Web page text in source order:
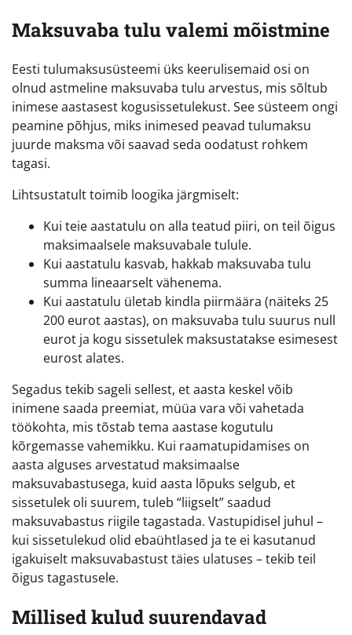
Maksuvaba tulu valemi mõistmine
Eesti tulumaksusüsteemi üks keerulisemaid osi on
olnud astmeline maksuvaba tulu arvestus, mis sõltub
inimese aastasest kogusissetulekust. See süsteem ongi
peamine põhjus, miks inimesed peavad tulumaksu
juurde maksma või saavad seda oodatust rohkem
tagasi.
Lihtsustatult toimib loogika järgmiselt:
Kui teie aastatulu on alla teatud piiri, on teil õigus
maksimaalsele maksuvabale tulule.
Kui aastatulu kasvab, hakkab maksuvaba tulu
summa lineaarselt vähenema.
Kui aastatulu ületab kindla piirmäära (näiteks 25
200 eurot aastas), on maksuvaba tulu suurus null
eurot ja kogu sissetulek maksustatakse esimesest
eurost alates.
Segadus tekib sageli sellest, et aasta keskel võib
inimene saada preemiat, müüa vara või vahetada
töökohta, mis tõstab tema aastase kogutulu
kõrgemasse vahemikku. Kui raamatupidamises on
aasta alguses arvestatud maksimaalse
maksuvabastusega, kuid aasta lõpuks selgub, et
sissetulek oli suurem, tuleb “liigselt” saadud
maksuvabastus riigile tagastada. Vastupidisel juhul –
kui sissetulekud olid ebaühtlased ja te ei kasutanud
igakuiselt maksuvabastust täies ulatuses – tekib teil
õigus tagastusele.
Millised kulud suurendavad